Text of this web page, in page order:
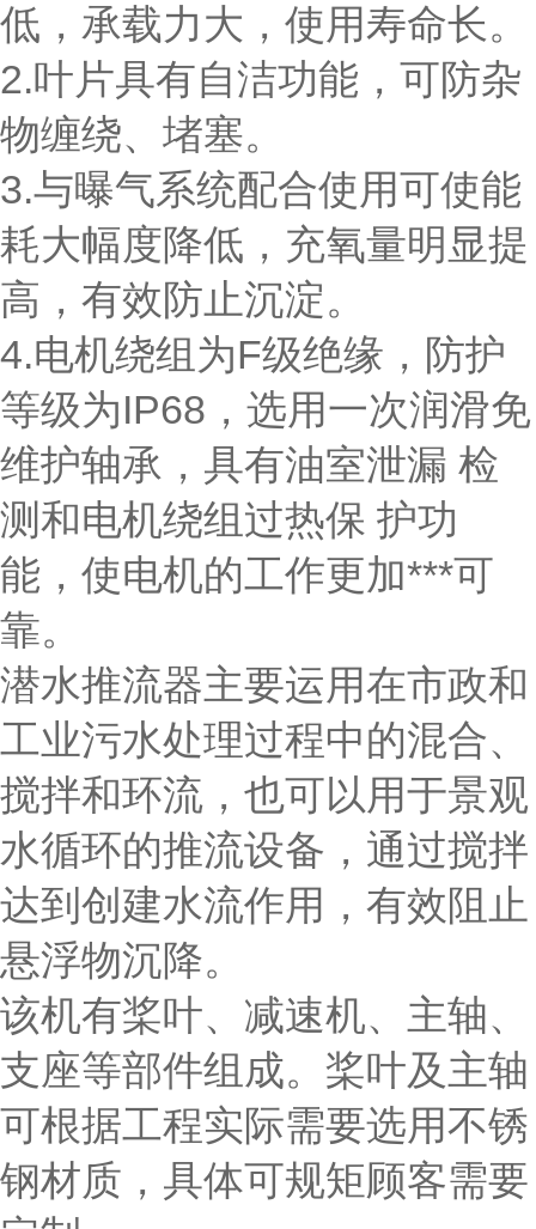
低，承载力大，使用寿命长。
2.叶片具有自洁功能，可防杂
物缠绕、堵塞。
3.与曝气系统配合使用可使能
耗大幅度降低，充氧量明显提
高，有效防止沉淀。
4.电机绕组为F级绝缘，防护
等级为IP68，选用一次润滑免
维护轴承，具有油室泄漏 检
测和电机绕组过热保 护功
能，使电机的工作更加***可
靠。
潜水推流器主要运用在市政和
工业污水处理过程中的混合、
搅拌和环流，也可以用于景观
水循环的推流设备，通过搅拌
达到创建水流作用，有效阻止
悬浮物沉降。
该机有桨叶、减速机、主轴、
支座等部件组成。桨叶及主轴
可根据工程实际需要选用不锈
钢材质，具体可规矩顾客需要